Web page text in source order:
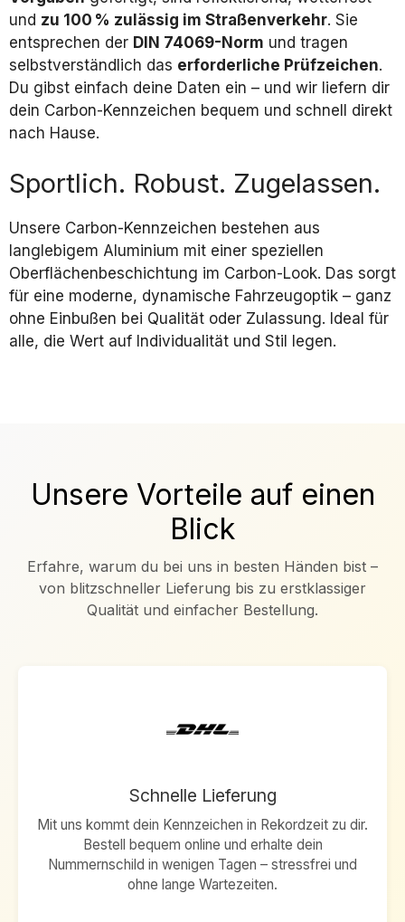
und zu 100 % zulässig im Straßenverkehr. Sie
entsprechen der DIN 74069-Norm und tragen
selbstverständlich das erforderliche Prüfzeichen.
Du gibst einfach deine Daten ein – und wir liefern dir
dein Carbon-Kennzeichen bequem und schnell direkt
nach Hause.
Sportlich. Robust. Zugelassen.
Unsere Carbon-Kennzeichen bestehen aus
langlebigem Aluminium mit einer speziellen
Oberflächenbeschichtung im Carbon-Look. Das sorgt
für eine moderne, dynamische Fahrzeugoptik – ganz
ohne Einbußen bei Qualität oder Zulassung. Ideal für
alle, die Wert auf Individualität und Stil legen.
Unsere Vorteile auf einen
Blick
Erfahre, warum du bei uns in besten Händen bist –
von blitzschneller Lieferung bis zu erstklassiger
Qualität und einfacher Bestellung.
Schnelle Lieferung
Mit uns kommt dein Kennzeichen in Rekordzeit zu dir.
Bestell bequem online und erhalte dein
Nummernschild in wenigen Tagen – stressfrei und
ohne lange Wartezeiten.